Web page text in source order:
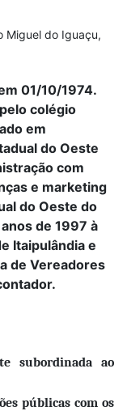
Miguel do Iguaçu,
01/10/1974.
colégio
em
do Oeste
com
e marketing
do Oeste do
de 1997 à
Itaipulândia e
de Vereadores
subordinada ao
públicas com os